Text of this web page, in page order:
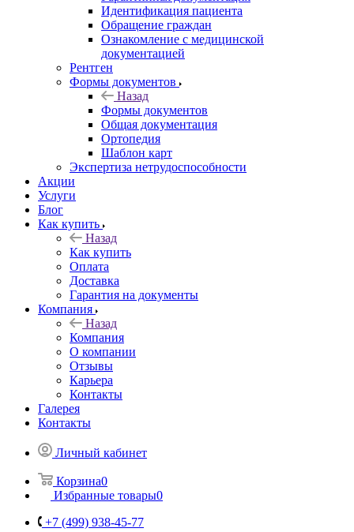
Идентификация пациента
Обращение граждан
Ознакомление с медицинской
документацией
Рентген
Формы документов
Назад
Формы документов
Общая документация
Ортопедия
Шаблон карт
Экспертиза нетрудоспособности
Акции
Услуги
Блог
Как купить
Назад
Как купить
Оплата
Доставка
Гарантия на документы
Компания
Назад
Компания
О компании
Отзывы
Карьера
Контакты
Галерея
Контакты
Личный кабинет
Корзина0
Избранные товары0
+7 (499) 938-45-77